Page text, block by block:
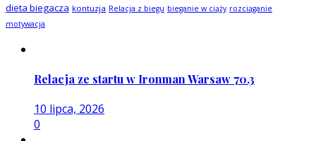
dieta biegacza kontuzja Relacja z biegu bieganie w ciąży rozciąganie
motywacja
Relacja ze startu w Ironman Warsaw 70.3
10 lipca, 2026
0